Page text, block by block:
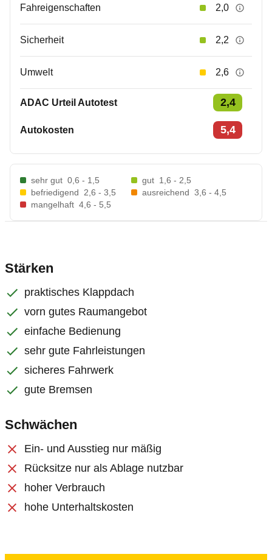
Fahreigenschaften 2,0
Sicherheit 2,2
Umwelt 2,6
ADAC Urteil Autotest 2,4
Autokosten 5,4
sehr gut 0,6 - 1,5 gut 1,6 - 2,5
befriedigend
2,6 - 3,5 ausreichend 3,6 - 4,5
mangelhaft 4,6 - 5,5
Stärken
praktisches Klappdach
vorn gutes Raumangebot
einfache Bedienung
sehr gute Fahrleistungen
sicheres Fahrwerk
gute Bremsen
Schwächen
Ein- und Ausstieg nur mäßig
Rücksitze nur als Ablage nutzbar
hoher Verbrauch
hohe Unterhaltskosten